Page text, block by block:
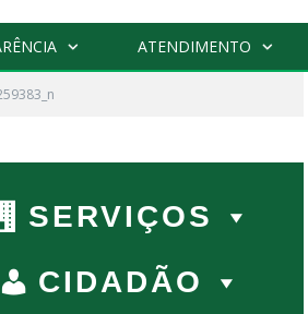
ATENDIMENTO
SERVIÇOS
CIDADÃO